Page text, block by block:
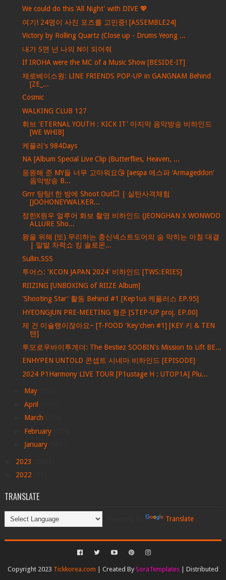
We could do this 'All Night' with DIVE 💖
여기! 24명이 사진 포즈를 고민중! [ASSEMBLE24]
Victory by Rolling Quartz (Close up - Drums Yeong ...
내가 S면 넌 나의 N이 되어줘
If IROHA were the MC of a Music Show [BESIDE-IT]
제로베이스원: LINE FRIENDS POP-UP in GANGNAM Behind
[ZE_...
Cosmic
WALKING CLUB 127
휘브 'ETERNAL YOUTH : KICK IT' 마지막 음악방송 비하인드
[WE WHIB]
케플러's 984Days
NA [Album Special Live Clip (Butterflies, Heaven, ...
응원해 준 MY들 너무 고마워요😘 [aespa 에스파 ‘Armageddon’
음악방송 B...
Grrr 탕탕! 한 방에 Shoot Out💥 | 실탄사격체험
[JOOHONEYWALKER...
정한X원우 얼루어 화보 촬영 비하인드 (JEONGHAN X WONWOO
ALLURE Sho...
왕을 위해 (또) 무리하는 충신넥스트도어의 숨 막히는 아첨 대결
| 말발 차력쇼 킹 솔로몬...
Sullin.SSS
투어스: 'KCON JAPAN 2024' 비하인드 [TWS:ERIES]
RIIZING [UNBOXING of RIIZE Album]
'Shooting Star' 활동 Behind #1 [Kep1us 케플러스 EP.95]
HYEONGJUN PRE-MEETING 형준 [STEP-UP proj. EP.00]
제 건 미슐랭이잖아요~ [T-FOOD 'Key'chen #1] [KEY 키 & TEN
텐]
투모로우바이투게더: The Bestiez SOOBIN's Mission to Lift BE...
ENHYPEN UNTOLD 콘셉트 시네마 비하인드 [EPISODE]
2024 P1Harmony LIVE TOUR [P1ustage H : UTOP1A] Plu...
May
April
March
February
January
2023
2022
TRANSLATE
Translate
Copyright 2023 Tickkorea.com | Created By SoraTemplates| Distributed